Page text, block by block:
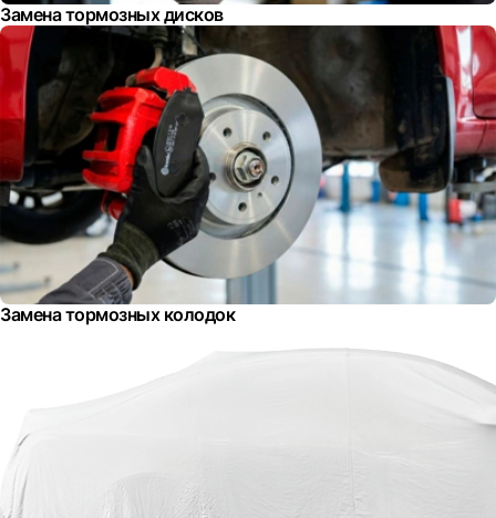
Замена тормозных дисков
Замена тормозных колодок